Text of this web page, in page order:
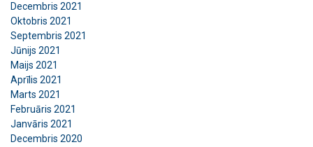
Decembris 2021
Oktobris 2021
Septembris 2021
Jūnijs 2021
Maijs 2021
Aprīlis 2021
Marts 2021
Februāris 2021
Janvāris 2021
Decembris 2020